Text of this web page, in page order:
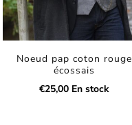
Noeud pap coton rouge
écossais
€25,00 En stock